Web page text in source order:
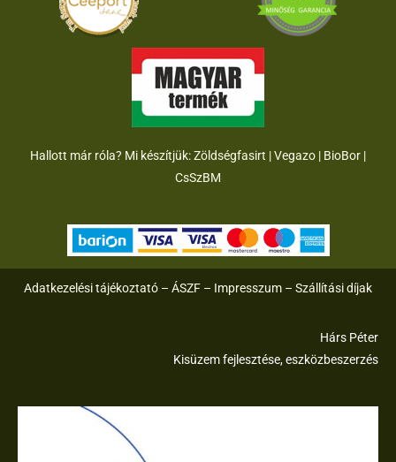
Hallott már róla? Mi készítjük:Zöldségfasirt |Vegazo | BioBor |
CsSzBM
Adatkezelési tájékoztató – ÁSZF – Impresszum – Szállítási díjak
Hárs Péter
Kisüzem fejlesztése, eszközbeszerzés